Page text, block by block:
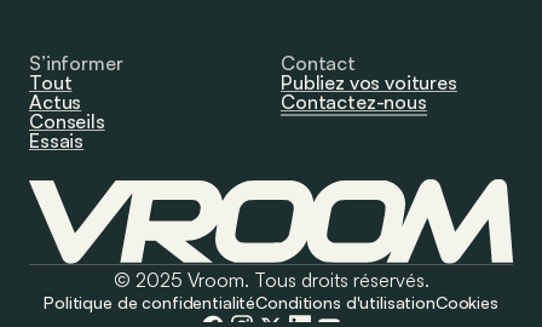
S’informer
Tout
Actus
Conseils
Essais
Contact
Publiez vos voitures
Contactez-nous
© 2025 Vroom. Tous droits réservés.
Politique de confidentialitéConditions d'utilisationCookies